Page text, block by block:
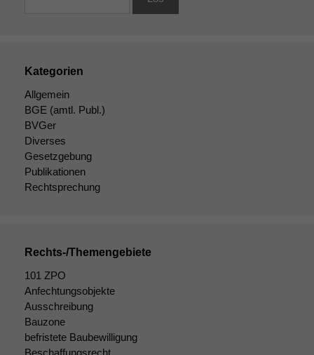
Kategorien
Allgemein
BGE (amtl. Publ.)
BVGer
Diverses
Gesetzgebung
Publikationen
Rechtsprechung
Rechts-/Themengebiete
101 ZPO
Anfechtungsobjekte
Ausschreibung
Bauzone
befristete Baubewilligung
Beschaffungsrecht